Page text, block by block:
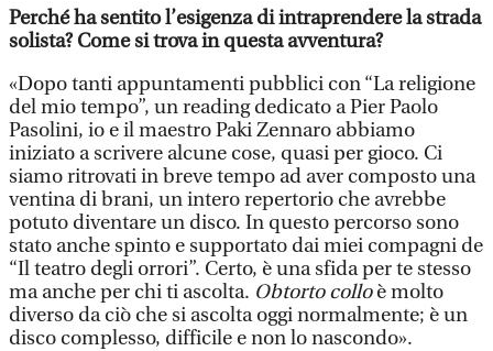
Perché ha sentito l’esigenza di intraprendere la strada
solista? Come si trova in questa avventura?
«Dopo tanti appuntamenti pubblici con “La religione
del mio tempo”, un reading dedicato a Pier Paolo
Pasolini, io e il maestro Paki Zennaro abbiamo
iniziato a scrivere alcune cose, quasi per gioco. Ci
siamo ritrovati in breve tempo ad aver composto una
ventina di brani, un intero repertorio che avrebbe
potuto diventare un disco. In questo percorso sono
stato anche spinto e supportato dai miei compagni de
“Il teatro degli orrori”. Certo, è una sfida per te stesso
ma anche per chi ti ascolta. Obtorto colloè molto
diverso da ciò che si ascolta oggi normalmente; è un
disco complesso, difficile e non lo nascondo».